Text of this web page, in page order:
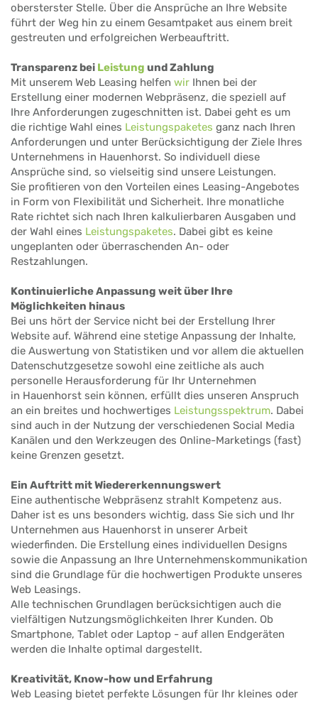
obersterster Stelle. Über die Ansprüche an Ihre Website
führt der Weg hin zu einem Gesamtpaket aus einem breit
gestreuten und erfolgreichen Werbeauftritt.
Transparenz bei Leistung und Zahlung
Mit unserem Web Leasing helfen wir Ihnen bei der
Erstellung einer modernen Webpräsenz, die speziell auf
Ihre Anforderungen zugeschnitten ist. Dabei geht es um
die richtige Wahl eines Leistungspaketes ganz nach Ihren
Anforderungen und unter Berücksichtigung der Ziele Ihres
Unternehmens in Hauenhorst. So individuell diese
Ansprüche sind, so vielseitig sind unsere Leistungen.
Sie profitieren von den Vorteilen eines Leasing-Angebotes
in Form von Flexibilität und Sicherheit. Ihre monatliche
Rate richtet sich nach Ihren kalkulierbaren Ausgaben und
der Wahl eines Leistungspaketes. Dabei gibt es keine
ungeplanten oder überraschenden An- oder
Restzahlungen.
Kontinuierliche Anpassung weit über Ihre
Möglichkeiten hinaus
Bei uns hört der Service nicht bei der Erstellung Ihrer
Website auf. Während eine stetige Anpassung der Inhalte,
die Auswertung von Statistiken und vor allem die aktuellen
Datenschutzgesetze sowohl eine zeitliche als auch
personelle Herausforderung für Ihr Unternehmen
in Hauenhorst sein können, erfüllt dies unseren Anspruch
an ein breites und hochwertiges Leistungsspektrum. Dabei
sind auch in der Nutzung der verschiedenen Social Media
Kanälen und den Werkzeugen des Online-Marketings (fast)
keine Grenzen gesetzt.
Ein Auftritt mit Wiedererkennungswert
Eine authentische Webpräsenz strahlt Kompetenz aus.
Daher ist es uns besonders wichtig, dass Sie sich und Ihr
Unternehmen aus Hauenhorst in unserer Arbeit
wiederfinden. Die Erstellung eines individuellen Designs
sowie die Anpassung an Ihre Unternehmenskommunikation
sind die Grundlage für die hochwertigen Produkte unseres
Web Leasings.
Alle technischen Grundlagen berücksichtigen auch die
vielfältigen Nutzungsmöglichkeiten Ihrer Kunden. Ob
Smartphone, Tablet oder Laptop - auf allen Endgeräten
werden die Inhalte optimal dargestellt.
Kreativität, Know-how und Erfahrung
Web Leasing bietet perfekte Lösungen für Ihr kleines oder